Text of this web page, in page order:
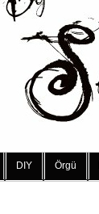
DIY Örgü